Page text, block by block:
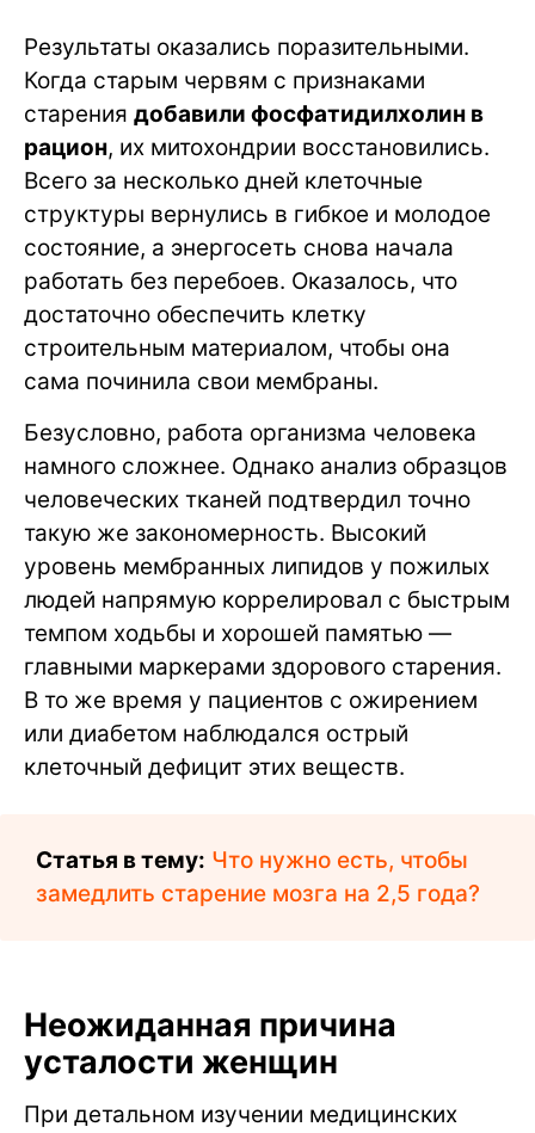
Результаты оказались поразительными.
Когда старым червям с признаками
старения добавили фосфатидилхолин в
рацион, их митохондрии восстановились.
Всего за несколько дней клеточные
структуры вернулись в гибкое и молодое
состояние, а энергосеть снова начала
работать без перебоев. Оказалось, что
достаточно обеспечить клетку
строительным материалом, чтобы она
сама починила свои мембраны.
Безусловно, работа организма человека
намного сложнее. Однако анализ образцов
человеческих тканей подтвердил точно
такую же закономерность. Высокий
уровень мембранных липидов у пожилых
людей напрямую коррелировал с быстрым
темпом ходьбы и хорошей памятью —
главными маркерами здорового старения.
В то же время у пациентов с ожирением
или диабетом наблюдался острый
клеточный дефицит этих веществ.
Статья в тему: Что нужно есть, чтобы
замедлить старение мозга на 2,5 года?
Неожиданная причина
усталости женщин
При детальном изучении медицинских